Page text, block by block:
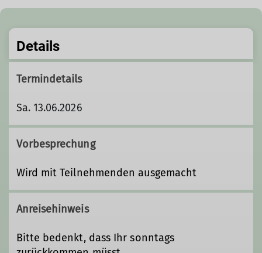
Details
Termindetails
Sa. 13.06.2026
Vorbesprechung
Wird mit Teilnehmenden ausgemacht
Anreisehinweis
Bitte bedenkt, dass Ihr sonntags